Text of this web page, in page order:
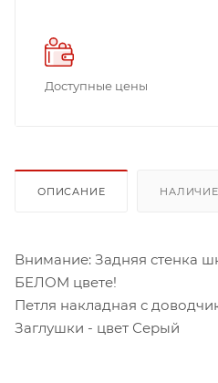
Доступные цены
ОПИСАНИЕ НАЛИЧИЕ
Внимание: Задняя стенка
БЕЛОМ цвете!
Петля накладная с
Заглушки - цвет Серый